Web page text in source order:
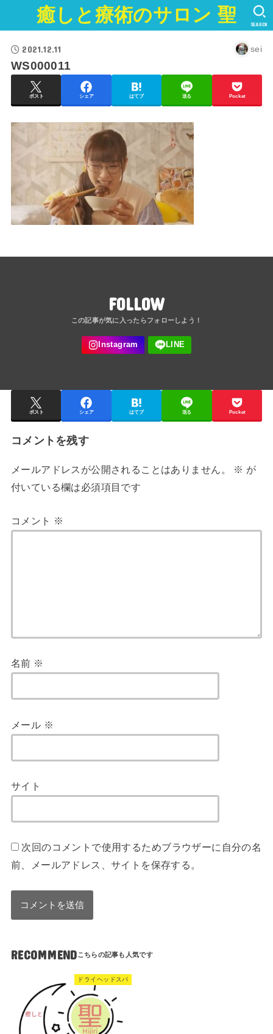
癒しと療術のサロン 聖 SEARCH
2021.12.11 sei
WS000011
ポスト シェア はてブ 送る Pocket
FOLLOW
ポスト シェア はてブ 送る Pocket
コメントを残す
メールアドレスが公開されることはありません。 ※ が
付いている欄は必須項目です
コメント ※
名前 ※
メール ※
サイト
次回のコメントで使用するためブラウザーに自分の名
前、メールアドレス、サイトを保存する。
RECOMMEND
ドライヘッドスパ